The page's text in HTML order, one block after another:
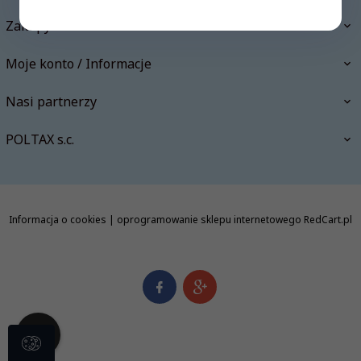
Zakupy
Moje konto / Informacje
Nasi partnerzy
POLTAX s.c.
Informacja o cookies | oprogramowanie sklepu internetowego RedCart.pl